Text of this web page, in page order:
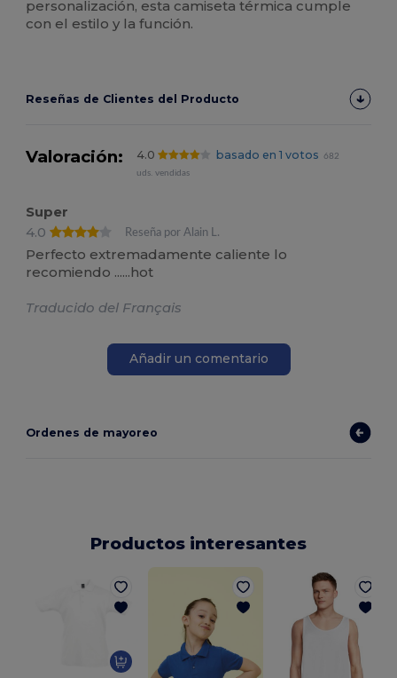
personalización, esta camiseta térmica cumple
con el estilo y la función.
Reseñas de Clientes del Producto
Valoración: 4.0 basado en 1 votos
682
uds. vendidas
Super
4.0
Reseña por Alain L.
Perfecto extremadamente caliente lo
recomiendo ......hot
Traducido del Français
Añadir un comentario
Ordenes de mayoreo
Productos interesantes